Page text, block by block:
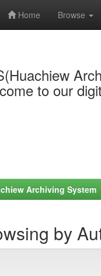
Home Browse
to our
Archiving System
by